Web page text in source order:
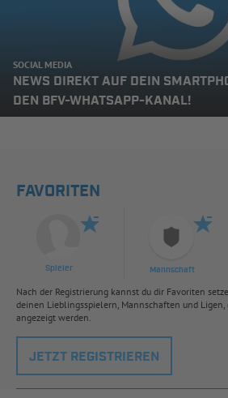
SOCIAL MEDIA
NEWS DIREKT AUF DEIN
DEN BFV-WHATSAPP-KANAL!
FAVORITEN
Spieler Mannschaft
Nach der Registrierung kannst du dir Favoriten
deinen Lieblingsspielern, Mannschaften und
angezeigt werden.
JETZT REGISTRIEREN